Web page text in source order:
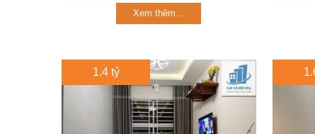
Xem thêm...
1.4 tỷ